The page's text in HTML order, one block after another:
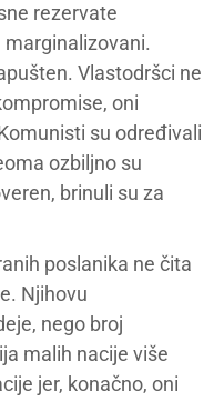
rezervate
marginalizovani.
Vlastodršci ne
oni
su određivali
ozbiljno su
brinuli su za
poslanika ne čita
Njihovu
nego broj
malih nacije više
jer, konačno, oni